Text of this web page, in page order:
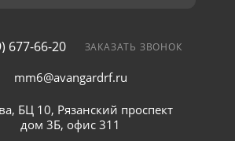
677-66-20 ЗАКАЗАТЬ ЗВОНОК
mm6@avangardrf.ru
БЦ 10, Рязанский проспект
дом 3Б, офис 311